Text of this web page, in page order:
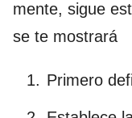
mente, sigue
se te mostrará
Primero